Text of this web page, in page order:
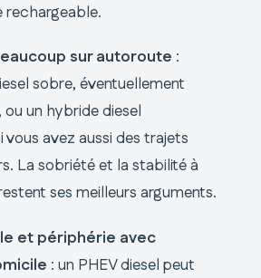
sur autoroute :
sobre, éventuellement
un hybride diesel
avez aussi des trajets
La sobriété et la stabilité à
ses meilleurs arguments.
et périphérie avec
: un PHEV diesel peut